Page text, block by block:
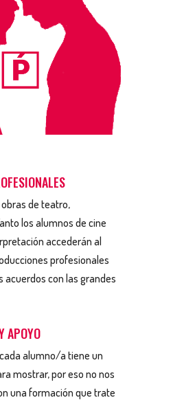
de teatro,
los alumnos de cine
accederán al
profesionales
acuerdos con las grandes
APOYO
alumno/a tiene un
mostrar, por eso no nos
una formación que trate